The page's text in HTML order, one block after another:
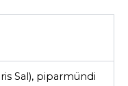
Sal), piparmündi